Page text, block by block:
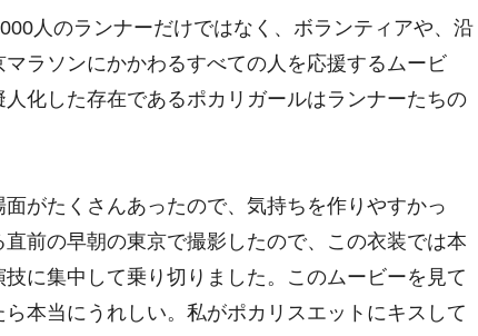
u
t
e
人のランナーだけではなく、ボランティアや、沿
ラソンにかかわるすべての人を応援するムービ
化した存在であるポカリガールはランナーたちの
面がたくさんあったので、気持ちを作りやすかっ
前の早朝の東京で撮影したので、この衣装では本
に集中して乗り切りました。このムービーを見て
本当にうれしい。私がポカリスエットにキスして